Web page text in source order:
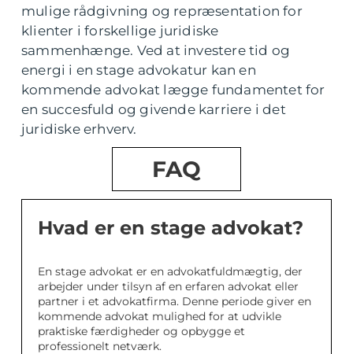
mulige rådgivning og repræsentation for
klienter i forskellige juridiske
sammenhænge. Ved at investere tid og
energi i en stage advokatur kan en
kommende advokat lægge fundamentet for
en succesfuld og givende karriere i det
juridiske erhverv.
FAQ
Hvad er en stage advokat?
En stage advokat er en advokatfuldmægtig, der
arbejder under tilsyn af en erfaren advokat eller
partner i et advokatfirma. Denne periode giver en
kommende advokat mulighed for at udvikle
praktiske færdigheder og opbygge et
professionelt netværk.